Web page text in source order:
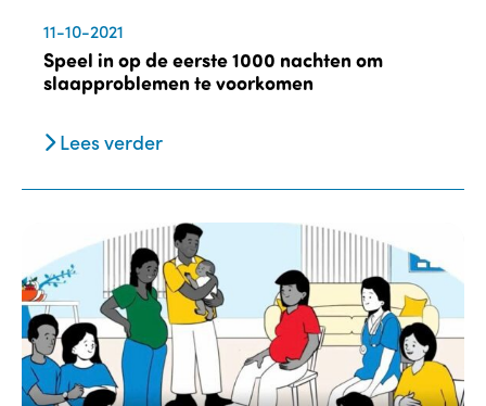
11-10-2021
Speel in op de eerste 1000 nachten om
slaapproblemen te voorkomen
Lees verder